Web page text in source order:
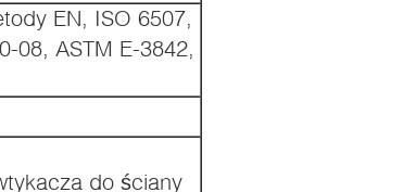
EN, ISO 6507,
08, ASTM E-3842,
do ściany